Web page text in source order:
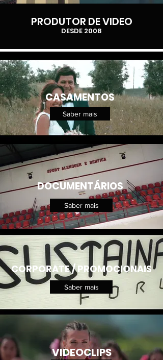
PRODUTOR DE VIDEO
DESDE 2008
CASAMENTOS
Saber mais
DOCUMENTÁRIOS
Saber mais
CORPORATE / PROMOCIONAIS
Saber mais
VIDEOCLIPS